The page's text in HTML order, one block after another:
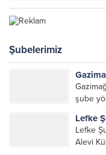
Şubelerimiz
şube
Lefke
Lefke
Alevi